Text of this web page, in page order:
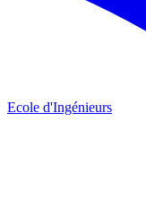
Ecole d'Ingénieurs